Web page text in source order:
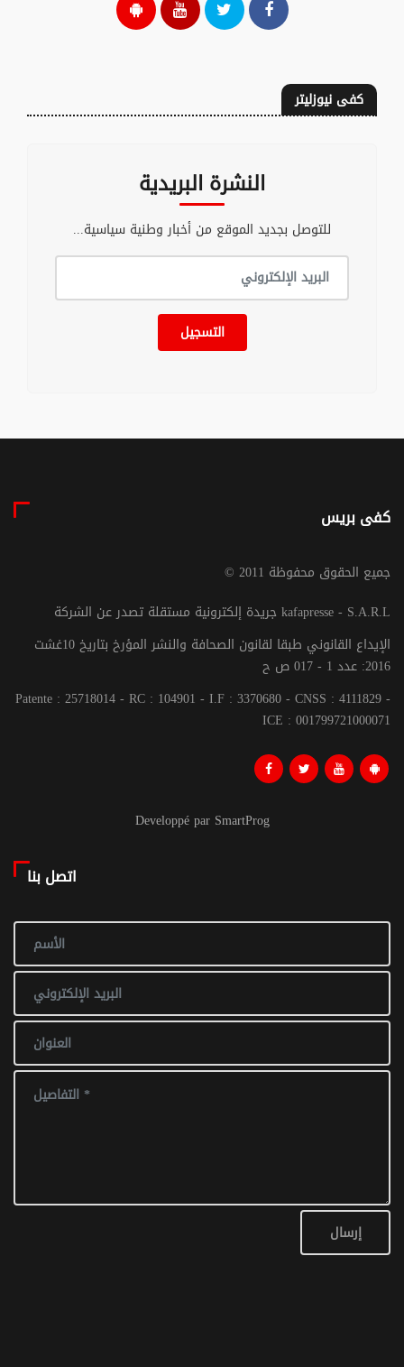
كفى نيوزليتر
النشرة البريدية
للتوصل بجديد الموقع من أخبار وطنية سياسية...
التسجيل
كفى بريس
© جميع الحقوق محفوظة 2011
جريدة إلكترونية مستقلة تصدر عن الشركة kafapresse - S.A.R.L
الإيداع القانوني طبقا لقانون الصحافة والنشر المؤرخ بتاريخ 10غشت
2016: عدد 1 - 017 ص ح
Patente : 25718014 - RC : 104901 - I.F : 3370680 - CNSS : 4111829 -
ICE : 001799721000071
Developpé par SmartProg
اتصل بنا